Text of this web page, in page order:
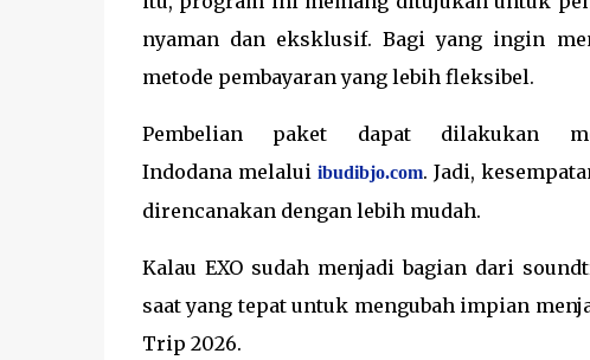
nyaman dan eksklusif. Bagi yang ingin
metode pembayaran yang lebih fleksibel.
Pembelian paket dapat dilakukan
Indodana melalui ibudibjo.com. Jadi,
direncanakan dengan lebih mudah.
Kalau EXO sudah menjadi bagian dari
saat yang tepat untuk mengubah impian
Trip 2026.